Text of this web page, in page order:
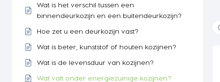
Wat is het verschil tussen een
binnendeurkozijn en een buitendeurkozijn?
Hoe zet u een deurkozijn vast?
Wat is beter, kunststof of houten kozijnen?
Wat is de levensduur van kozijnen?
Wat valt onder energiezuinige kozijnen?